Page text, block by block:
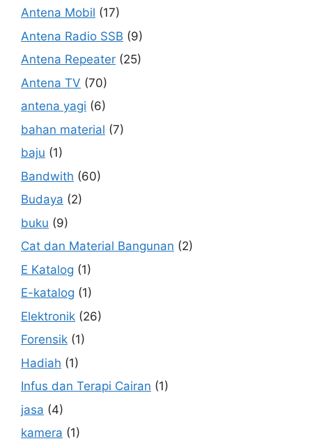
Antena Mobil (17)
Antena Radio SSB (9)
Antena Repeater (25)
Antena TV (70)
antena yagi (6)
bahan material (7)
baju (1)
Bandwith (60)
Budaya (2)
buku (9)
Cat dan Material Bangunan (2)
E Katalog (1)
E-katalog (1)
Elektronik (26)
Forensik (1)
Hadiah (1)
Infus dan Terapi Cairan (1)
jasa (4)
kamera (1)